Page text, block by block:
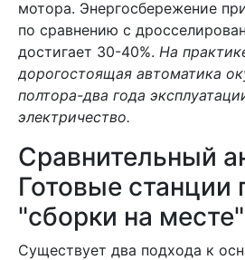
мотора. Энергосбережение
по сравнению с
достигает 30-40%. На
дорогостоящая автоматика
полтора-два года
электричество.
Сравнительный
Готовые станции
"сборки на месте"
Существует два подхода к